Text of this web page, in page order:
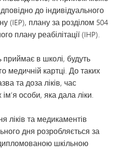
до індивідуального
(IEP), плану за розділом 504
плану реабілітації (IHP).
приймає в школі, будуть
медичній картці. До таких
та доза ліків, час
особи, яка дала ліки.
ліків та медикаментів
дня розробляється за
шкільною